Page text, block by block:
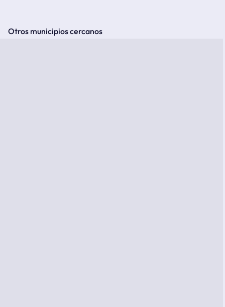
Otros municipios cercanos